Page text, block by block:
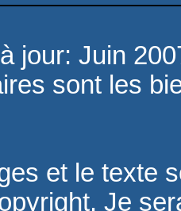
jour: Juin
sont les
et le texte
Je